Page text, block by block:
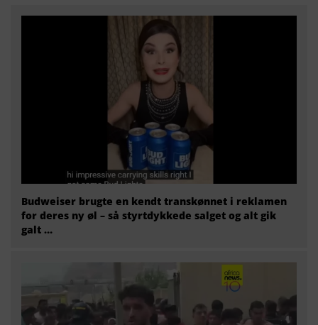
Budweiser brugte en kendt transkønnet i reklamen
for deres ny øl – så styrtdykkede salget og alt gik
galt …